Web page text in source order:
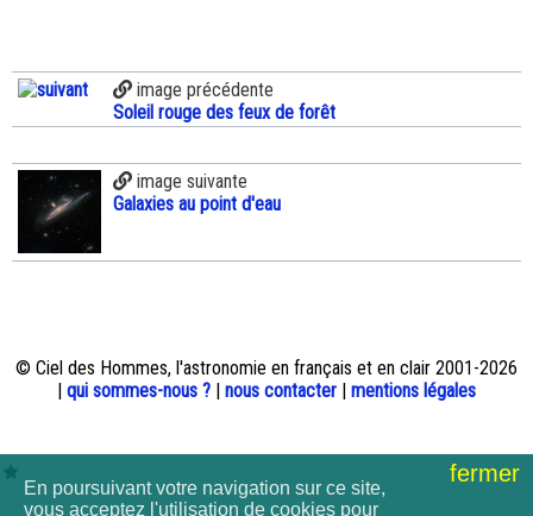
image précédente
Soleil rouge des feux de forêt
image suivante
Galaxies au point d'eau
© Ciel des Hommes, l'astronomie en français et en clair 2001-2026
| qui sommes-nous ? | nous contacter | mentions légales
fermer
En poursuivant votre navigation sur ce site,
vous acceptez l'utilisation de cookies pour